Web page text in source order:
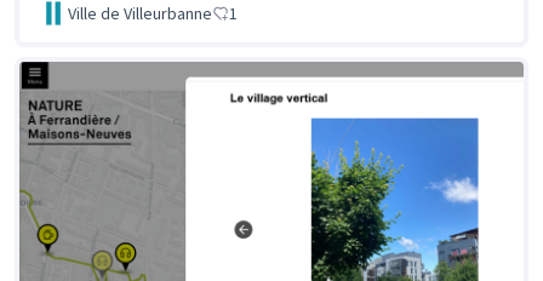
Ville de Villeurbanne 1